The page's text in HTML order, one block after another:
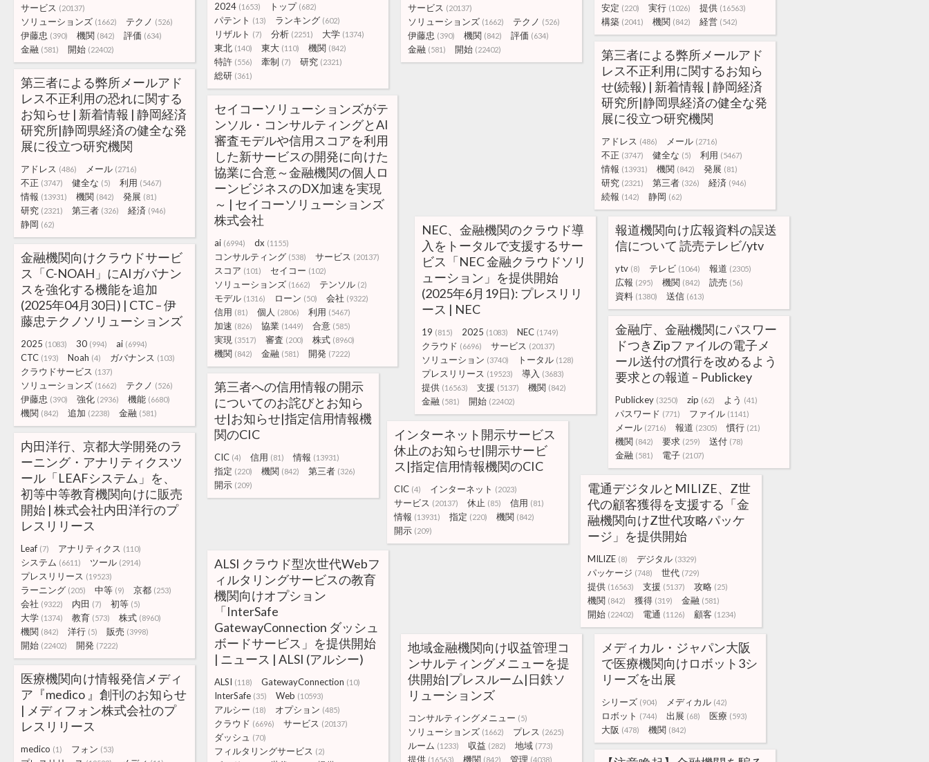
安定 (220) 実行 (1026) 提供 (16563)
構築 (2041) 機関 (842) 経営 (542)
サービス (20137)
ソリューションズ (1662) テクノ (526)
伊藤忠 (390) 機関 (842) 評価 (634)
金融 (581) 開始 (22402)
サービス (20137)
ソリューションズ (1662) テクノ (526)
伊藤忠 (390) 機関 (842) 評価 (634)
金融 (581) 開始 (22402)
2024 (1653) トップ (682)
パテント (13) ランキング (602)
リザルト (7) 分析 (2251) 大学 (1374)
東北 (140) 東大 (110) 機関 (842)
特許 (556) 牽制 (7) 研究 (2321)
総研 (361)
第三者による弊所メールアド
レス不正利用に関するお知ら
せ(続報) | 新着情報 | 静岡経済
研究所|静岡県経済の健全な発
展に役立つ研究機関
アドレス (486) メール (2716)
不正 (3747) 健全な (5) 利用 (5467)
情報 (13931) 機関 (842) 発展 (81)
研究 (2321) 第三者 (326) 経済 (946)
続報 (142) 静岡 (62)
第三者による弊所メールアド
レス不正利用の恐れに関する
お知らせ | 新着情報 | 静岡経済
研究所|静岡県経済の健全な発
展に役立つ研究機関
アドレス (486) メール (2716)
不正 (3747) 健全な (5) 利用 (5467)
情報 (13931) 機関 (842) 発展 (81)
研究 (2321) 第三者 (326) 経済 (946)
静岡 (62)
セイコーソリューションズがテ
ンソル・コンサルティングとAI
審査モデルや信用スコアを利用
した新サービスの開発に向けた
協業に合意～金融機関の個人ロ
ーンビジネスのDX加速を実現
～ | セイコーソリューションズ
株式会社
ai (6994) dx (1155)
コンサルティング (538) サービス (20137)
スコア (101) セイコー (102)
ソリューションズ (1662) テンソル (2)
モデル (1316) ローン (50) 会社 (9322)
信用 (81) 個人 (2806) 利用 (5467)
加速 (826) 協業 (1449) 合意 (585)
実現 (3517) 審査 (200) 株式 (8960)
機関 (842) 金融 (581) 開発 (7222)
NEC、金融機関のクラウド導
入をトータルで支援するサー
ビス「NEC 金融クラウドソリ
ューション」を提供開始
(2025年6月19日): プレスリリ
ース | NEC
19 (815) 2025 (1083) NEC (1749)
クラウド (6696) サービス (20137)
ソリューション (3740) トータル (128)
プレスリリース (19523) 導入 (3683)
提供 (16563) 支援 (5137) 機関 (842)
金融 (581) 開始 (22402)
報道機関向け広報資料の誤送
信について 読売テレビ/ytv
ytv (8) テレビ (1064) 報道 (2305)
広報 (295) 機関 (842) 読売 (56)
資料 (1380) 送信 (613)
金融機関向けクラウドサービ
ス「C-NOAH」にAIガバナン
スを強化する機能を追加
(2025年04月30日) | CTC – 伊
藤忠テクノソリューションズ
2025 (1083) 30 (994) ai (6994)
CTC (193) Noah (4) ガバナンス (103)
クラウドサービス (137)
ソリューションズ (1662) テクノ (526)
伊藤忠 (390) 強化 (2936) 機能 (6680)
機関 (842) 追加 (2238) 金融 (581)
金融庁、金融機関にパスワー
ドつきZipファイルの電子メ
ール送付の慣行を改めるよう
要求との報道 – Publickey
Publickey (3250) zip (62) よう (41)
パスワード (771) ファイル (1141)
メール (2716) 報道 (2305) 慣行 (21)
機関 (842) 要求 (259) 送付 (78)
金融 (581) 電子 (2107)
第三者への信用情報の開示
についてのお詫びとお知ら
せ|お知らせ|指定信用情報機
関のCIC
CIC (4) 信用 (81) 情報 (13931)
指定 (220) 機関 (842) 第三者 (326)
開示 (209)
インターネット開示サービス
休止のお知らせ|開示サービ
ス|指定信用情報機関のCIC
CIC (4) インターネット (2023)
サービス (20137) 休止 (85) 信用 (81)
情報 (13931) 指定 (220) 機関 (842)
開示 (209)
内田洋行、京都大学開発のラ
ーニング・アナリティクスツ
ール「LEAFシステム」を、
初等中等教育機関向けに販売
開始 | 株式会社内田洋行のプ
レスリリース
Leaf (7) アナリティクス (110)
システム (6611) ツール (2914)
プレスリリース (19523)
ラーニング (205) 中等 (9) 京都 (253)
会社 (9322) 内田 (7) 初等 (5)
大学 (1374) 教育 (573) 株式 (8960)
機関 (842) 洋行 (5) 販売 (3998)
開始 (22402) 開発 (7222)
電通デジタルとMILIZE、Z世
代の顧客獲得を支援する「金
融機関向けZ世代攻略パッケ
ージ」を提供開始
MILIZE (8) デジタル (3329)
パッケージ (748) 世代 (729)
提供 (16563) 支援 (5137) 攻略 (25)
機関 (842) 獲得 (319) 金融 (581)
開始 (22402) 電通 (1126) 顧客 (1234)
ALSI クラウド型次世代Webフ
ィルタリングサービスの教育
機関向けオプション
「InterSafe
GatewayConnection ダッシュ
ボードサービス」を提供開始
| ニュース | ALSI (アルシー)
ALSI (118) GatewayConnection (10)
InterSafe (35) Web (10593)
アルシー (18) オプション (485)
クラウド (6696) サービス (20137)
ダッシュ (70)
フィルタリングサービス (2)
地域金融機関向け収益管理コ
ンサルティングメニューを提
供開始|プレスルーム|日鉄ソ
リューションズ
コンサルティングメニュー (5)
ソリューションズ (1662) プレス (2625)
ルーム (1233) 収益 (282) 地域 (773)
提供 (16563) 機関 (842) 管理 (4038)
メディカル・ジャパン大阪
で医療機関向けロボット3シ
リーズを出展
シリーズ (904) メディカル (42)
ロボット (744) 出展 (68) 医療 (593)
大阪 (478) 機関 (842)
医療機関向け情報発信メディ
ア『medico 』創刊のお知らせ
| メディフォン株式会社のプ
レスリリース
medico (1) フォン (53)